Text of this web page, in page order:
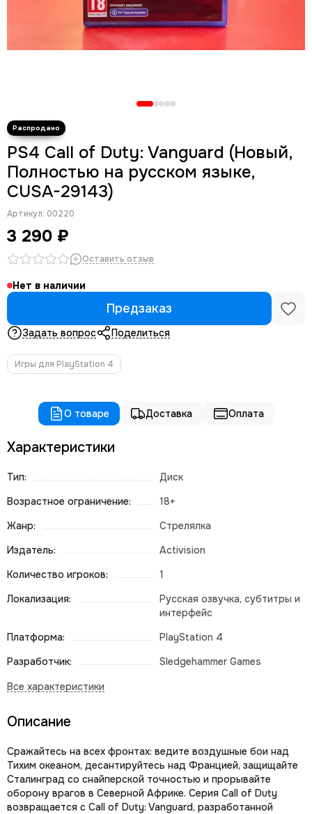
PS4 Call of Duty: Vanguard (Новый,
Полностью на русском языке,
CUSA-29143)
Артикул: 00220
3 290 ₽
Оставить отзыв
Нет в наличии
Предзаказ
Задать вопрос Поделиться
Игры для PlayStation 4
О товаре Доставка Оплата
Характеристики
Тип:
Диск
Возрастное ограничение:
18+
Жанр:
Стрелялка
Издатель:
Activision
Количество игроков:
1
Локализация:
Русская озвучка, субтитры и
интерфейс
Платформа:
PlayStation 4
Разработчик:
Sledgehammer Games
Описание
Сражайтесь на всех фронтах: ведите воздушные бои над
Тихим океаном, десантируйтесь над Францией, защищайте
Сталинград со снайперской точностью и прорывайте
оборону врагов в Северной Африке. Серия Call of Duty
возвращается с Call of Duty: Vanguard, разработанной